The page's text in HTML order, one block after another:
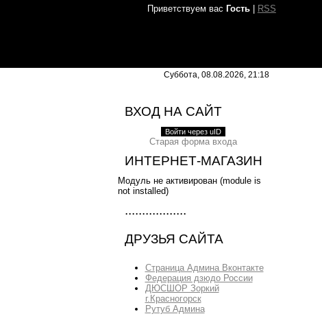
Приветствуем вас Гость| RSS
Суббота, 08.08.2026, 21:18
ВХОД НА САЙТ
Войти через uID
Старая форма входа
ИНТЕРНЕТ-МАГАЗИН
Модуль не активирован (module is
not installed)
..................
ДРУЗЬЯ САЙТА
Страница Админа Вконтакте
Федерация дзюдо России
ДЮСШОР Зоркий
г.Красногорск
Рутуб Админа